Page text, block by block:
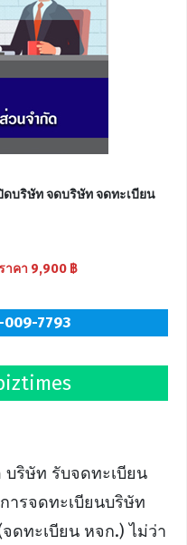
บริษัท จดบริษัท จดทะเบียน
าคา 9,900 ฿
7793
บริษัท รับจดทะเบียน
ารจดทะเบียนบริษัท
ดทะเบียน หจก.) ไม่ว่า